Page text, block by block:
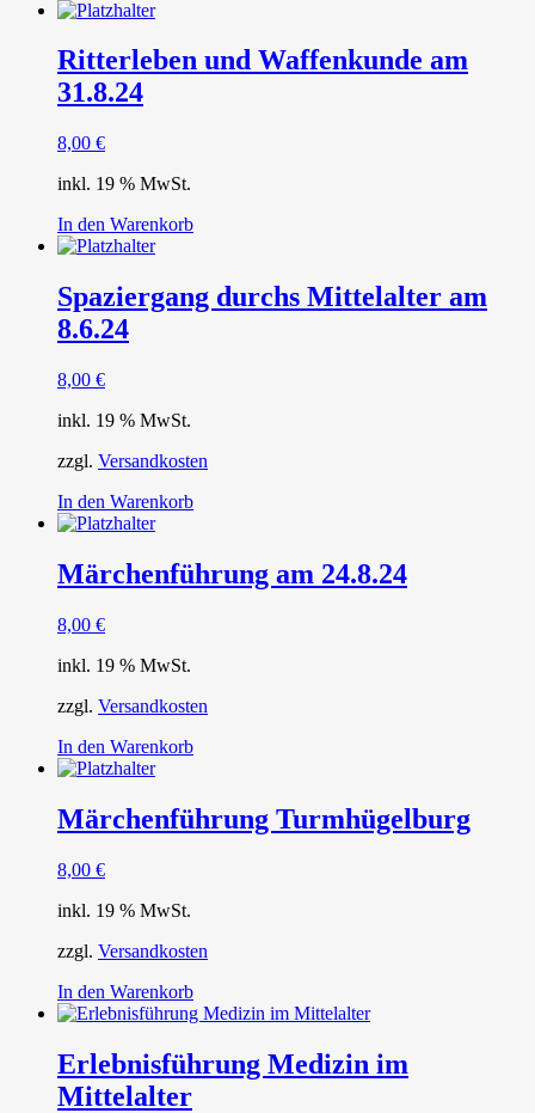
Ritterleben und Waffenkunde am
31.8.24
8,00 €
inkl. 19 % MwSt.
In den Warenkorb
Spaziergang durchs Mittelalter am
8.6.24
8,00 €
inkl. 19 % MwSt.
zzgl. Versandkosten
In den Warenkorb
Märchenführung am 24.8.24
8,00 €
inkl. 19 % MwSt.
zzgl. Versandkosten
In den Warenkorb
Märchenführung Turmhügelburg
8,00 €
inkl. 19 % MwSt.
zzgl. Versandkosten
In den Warenkorb
Erlebnisführung Medizin im
Mittelalter